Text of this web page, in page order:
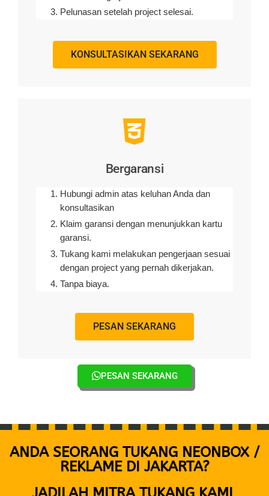
Pelunasan setelah project selesai.
KONSULTASIKAN SEKARANG
Bergaransi
Hubungi admin atas keluhan Anda dan
konsultasikan
Klaim garansi dengan menunjukkan kartu
garansi.
Tukang kami melakukan pengerjaan sesuai
dengan project yang pernah dikerjakan.
Tanpa biaya.
PESAN SEKARANG
PESAN SEKARANG
ANDA SEORANG TUKANG NEONBOX /
REKLAME DI JAKARTA?